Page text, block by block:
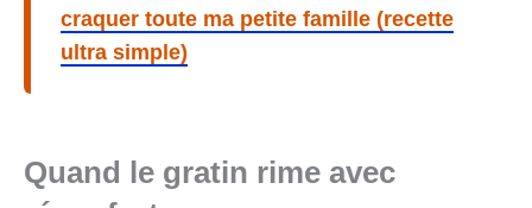
craquer toute ma petite famille (recette
ultra simple)
Quand le gratin rime avec